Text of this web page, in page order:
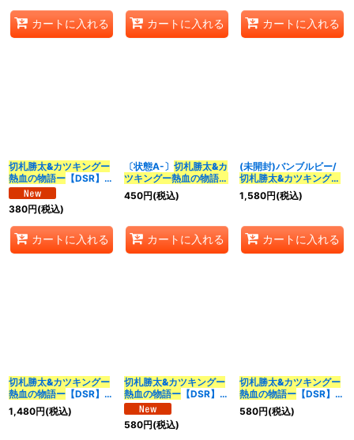
カートに入れる カートに入れる カートに入れる
切札勝太&カツキングー
熱血の物語ー 【DSR】
{26SD1C6/14}《多》
380円(税込)
カートに入れる
〔状態A-〕 切札勝太&カ
ツキングー熱血の物語ー
【DSR】{25BD311/20}
《多》
450円(税込)
カートに入れる
(未開封)バンブルビー/
切札勝太&カツキングー
熱血の物語ー【DSR】
{ART103/6}《多》
1,580円(税込)
カートに入れる
切札勝太&カツキングー
熱血の物語ー 【DSR】
{22EX1超2/超50}
《多》
1,480円(税込)
切札勝太&カツキングー
熱血の物語ー【DSR】
{26RP2TR1/TR9}
《多》
580円(税込)
切札勝太&カツキングー
熱血の物語ー【DSR】
{23RP3TR1/TR9}
《多》
580円(税込)